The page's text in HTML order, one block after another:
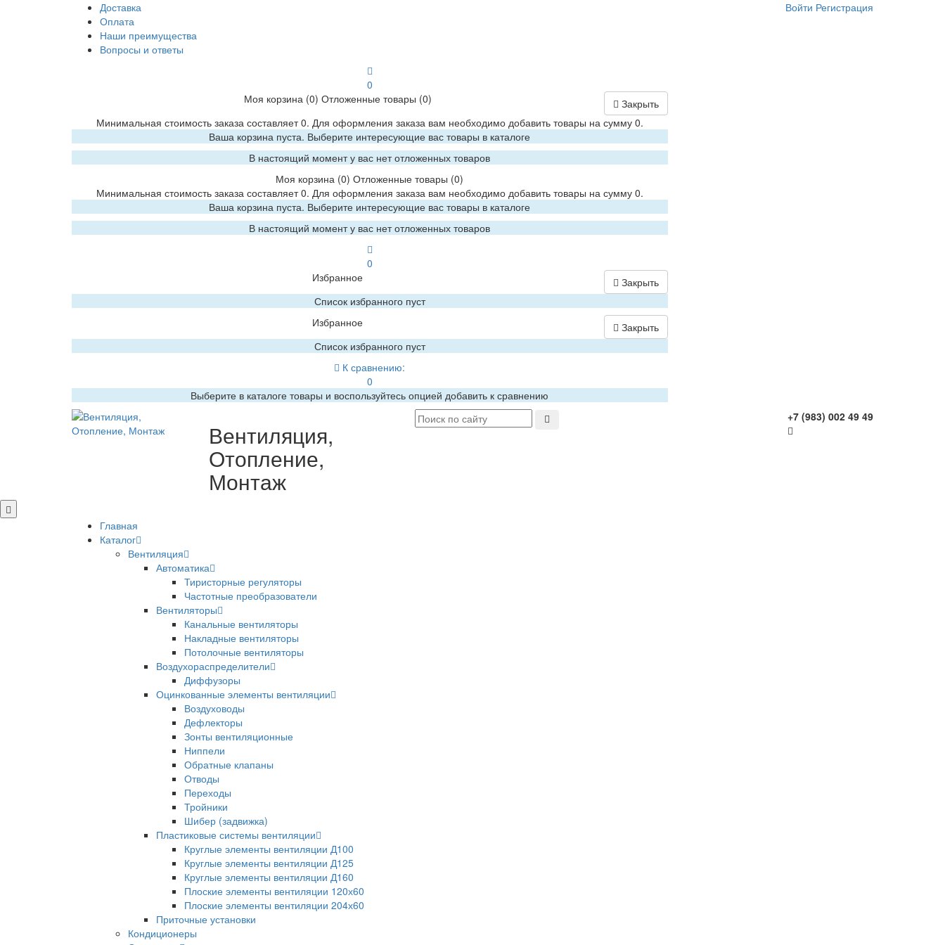
Доставка
Оплата
Наши преимущества
Вопросы и ответы
0
Моя корзина(0) Отложенные товары (0)
Закрыть
Минимальная стоимость заказа составляет 0. Для оформления заказа вам необходимо добавить товары на сумму 0.
Ваша корзина пуста. Выберите интересующие вас товары в каталоге
В настоящий момент у вас нет отложенных товаров
Моя корзина (0) Отложенные товары (0)
Минимальная стоимость заказа составляет 0. Для оформления заказа вам необходимо добавить товары на сумму 0.
Ваша корзина пуста. Выберите интересующие вас товары в каталоге
В настоящий момент у вас нет отложенных товаров
0
Избранное
Закрыть
Список избранного пуст
Избранное
Закрыть
Список избранного пуст
К сравнению:
0
Выберите в каталоге товары и воспользуйтесь опцией добавить к сравнению
Войти Регистрация
Вентиляция,
Отопление,
Монтаж
+7 (983) 002 49 49
Главная
Каталог
Вентиляция
Автоматика
Тиристорные регуляторы
Частотные преобразователи
Вентиляторы
Канальные вентиляторы
Накладные вентиляторы
Потолочные вентиляторы
Воздухораспределители
Диффузоры
Оцинкованные элементы вентиляции
Воздуховоды
Дефлекторы
Зонты вентиляционные
Ниппели
Обратные клапаны
Отводы
Переходы
Тройники
Шибер (задвижка)
Пластиковые системы вентиляции
Круглые элементы вентиляции Д100
Круглые элементы вентиляции Д125
Круглые элементы вентиляции Д160
Плоские элементы вентиляции 120х60
Плоские элементы вентиляции 204х60
Приточные установки
Кондиционеры